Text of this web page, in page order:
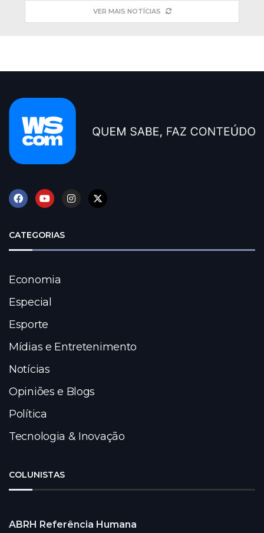
VER MAIS NOTÍCIAS
CATEGORIAS
Economia
Especial
Esporte
Mídias e Entretenimento
Notícias
Opiniões e Blogs
Política
Tecnologia & Inovação
COLUNISTAS
ABRH Referência Humana